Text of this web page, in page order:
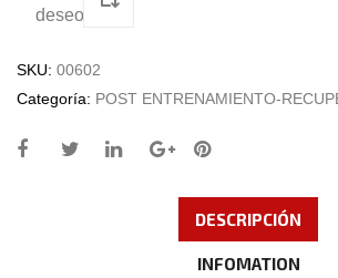
deseos
SKU: 00602
Categoría: POST ENTRENAMIENTO-
DESCRIPCIÓN
INFOMATION